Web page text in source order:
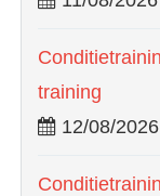
training
12/08/